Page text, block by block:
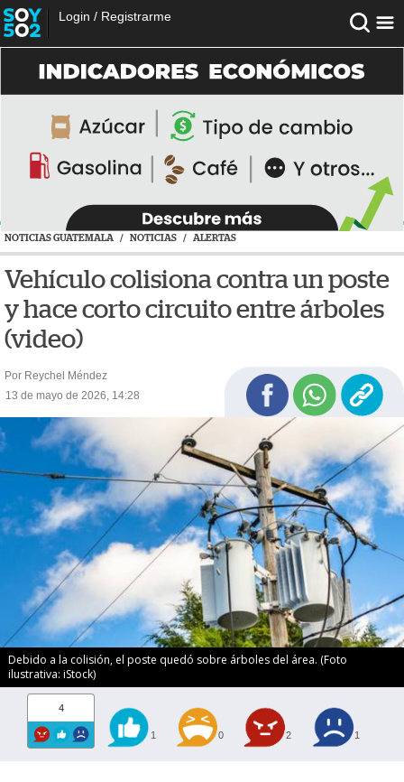
Login / Registrarme
NOTICIAS GUATEMALA / NOTICIAS / ALERTAS
Vehículo colisiona contra un poste
y hace corto circuito entre árboles
(video)
Por Reychel Méndez
13 de mayo de 2026, 14:28
Debido a la colisión, el poste quedó sobre árboles del área. (Foto
ilustrativa: iStock)
4
1 0 2 1